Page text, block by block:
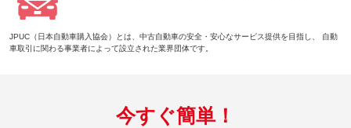
JPUC（日本自動車購入協会）とは、中古自動車の安全・安心なサービス提供を目指し、 自動
車取引に関わる事業者によって設立された業界団体です。
今すぐ簡単！